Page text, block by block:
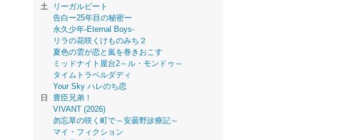
土
リーガルビート
告白ー25年目の秘密ー
永久少年-Eternal Boys-
リラの花咲くけものみち２
夏色の雲が恋と嵐を巻きおこす
ミッドナイト屋台2～ル・モンドゥ～
タイムトラベルダディ
Your Sky ハレのち恋
日
豊臣兄弟！
VIVANT (2026)
勿忘草の咲く町で～安曇野診療記～
マイ・フィクション